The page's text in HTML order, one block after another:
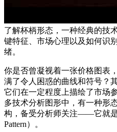
了解杯柄形态，一种经典的技
键特征、市场心理以及如何识
绪。
你是否曾凝视着一张价格图表
满了令人困惑的曲线和符号？
它们在一定程度上描绘了市场
多技术分析图形中，有一种形
构，备受分析师关注——它就是
Pattern）。